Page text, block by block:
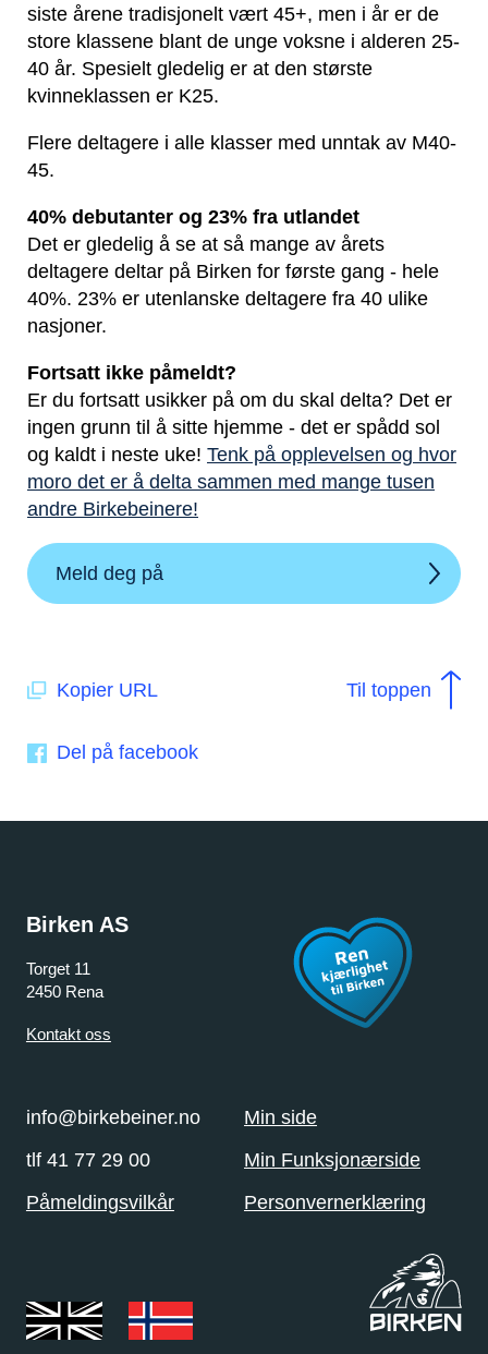
siste årene tradisjonelt vært 45+, men i år er de
store klassene blant de unge voksne i alderen 25-
40 år. Spesielt gledelig er at den største
kvinneklassen er K25.
Flere deltagere i alle klasser med unntak av M40-
45.
40% debutanter og 23% fra utlandet
Det er gledelig å se at så mange av årets
deltagere deltar på Birken for første gang - hele
40%. 23% er utenlanske deltagere fra 40 ulike
nasjoner.
Fortsatt ikke påmeldt?
Er du fortsatt usikker på om du skal delta? Det er
ingen grunn til å sitte hjemme - det er spådd sol
og kaldt i neste uke! Tenk på opplevelsen og hvor
moro det er å delta sammen med mange tusen
andre Birkebeinere!
Meld deg på
Kopier URL
Del på facebook
Til toppen
Birken AS
Torget 11
2450 Rena
Kontakt oss
info@birkebeiner.no
tlf 41 77 29 00
Påmeldingsvilkår
Min side
Min Funksjonærside
Personvernerklæring